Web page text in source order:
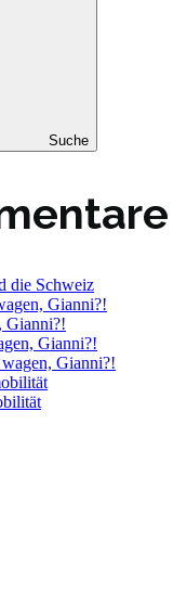
Suche
die Schweiz
Gianni?!
Gianni?!
Gianni?!
Gianni?!